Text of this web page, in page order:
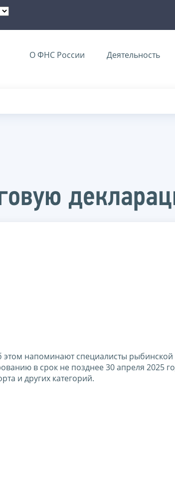
О ФНС России Деятельность
напоминают специалисты
в срок не позднее 30 апреля 2025
и других категорий.